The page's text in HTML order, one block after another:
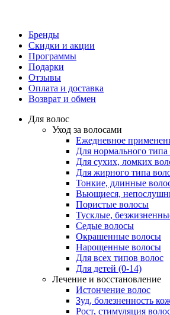
Бренды
Скидки и акции
Программы
Подарки
Отзывы
Оплата и доставка
Возврат и обмен
Для волос
Уход за волосами
Ежедневное
Для нормального типа
Для сухих, ломких
Для жирного типа
Тонкие, длинные
Вьющиеся,
Пористые волосы
Тусклые,
Седые волосы
Окрашенные волосы
Нарощенные волосы
Для всех типов волос
Для детей (0-14)
Лечение и восстановление
Истончение волос
Зуд, болезненность
Рост, стимуляция